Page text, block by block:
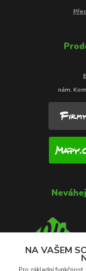
nám.
Soňa
+420 739 000
NA VAŠEM
Pro základní funkčnost,